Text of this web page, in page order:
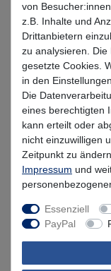
von
z.B. Inhalte und
Drittanbietern
zu analysieren.
gesetzte Cookies.
in den
Die
eines berechtigten
kann erteilt oder
nicht einzuwilligen
Zeitpunkt zu
Impressum und
Essenziell
PayPal